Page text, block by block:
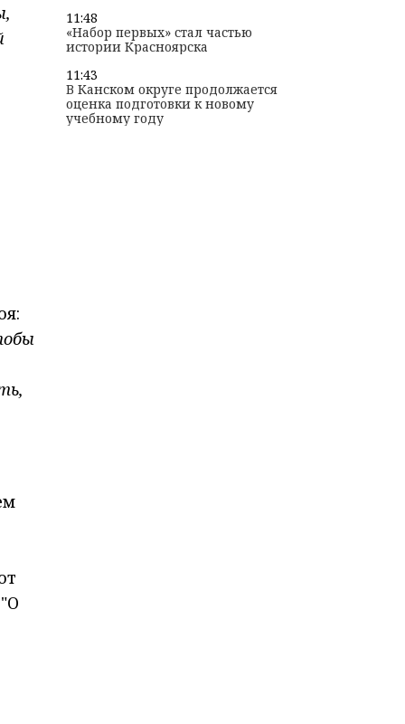
11:48
«Набор первых» стал частью
истории Красноярска
11:43
В Канском округе продолжается
оценка подготовки к новому
учебному году